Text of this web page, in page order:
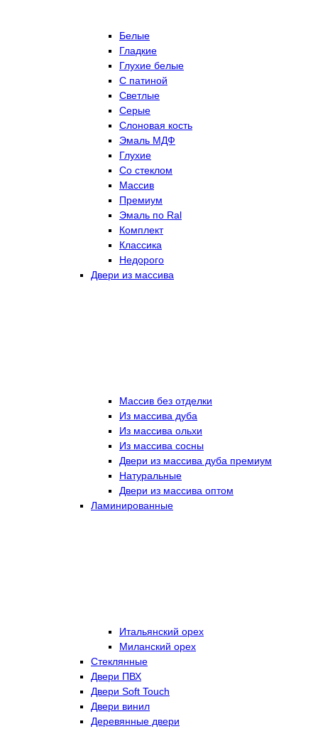
Белые
Гладкие
Глухие белые
С патиной
Светлые
Серые
Слоновая кость
Эмаль МДФ
Глухие
Со стеклом
Массив
Премиум
Эмаль по Ral
Комплект
Классика
Недорого
Двери из массива
Массив без отделки
Из массива дуба
Из массива ольхи
Из массива сосны
Двери из массива дуба премиум
Натуральные
Двери из массива оптом
Ламинированные
Итальянский орех
Миланский орех
Стеклянные
Двери ПВХ
Двери Soft Touch
Двери винил
Деревянные двери